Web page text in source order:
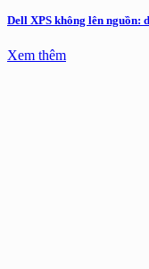
Dell XPS không lên nguồn:
Xem thêm